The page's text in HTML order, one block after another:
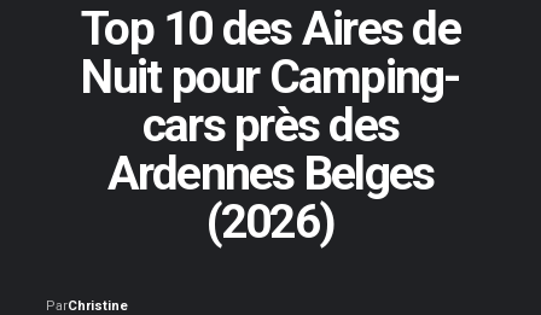
Top 10 des Aires de
Nuit pour Camping-
cars près des
Ardennes Belges
(2026)
ParChristine